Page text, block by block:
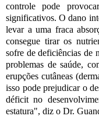
controle pode
significativos. O dano
levar a uma fraca
consegue tirar os
sofre de deficiências de
problemas de saúde,
erupções cutâneas
isso pode prejudicar o
déficit no
estatura", diz o Dr.